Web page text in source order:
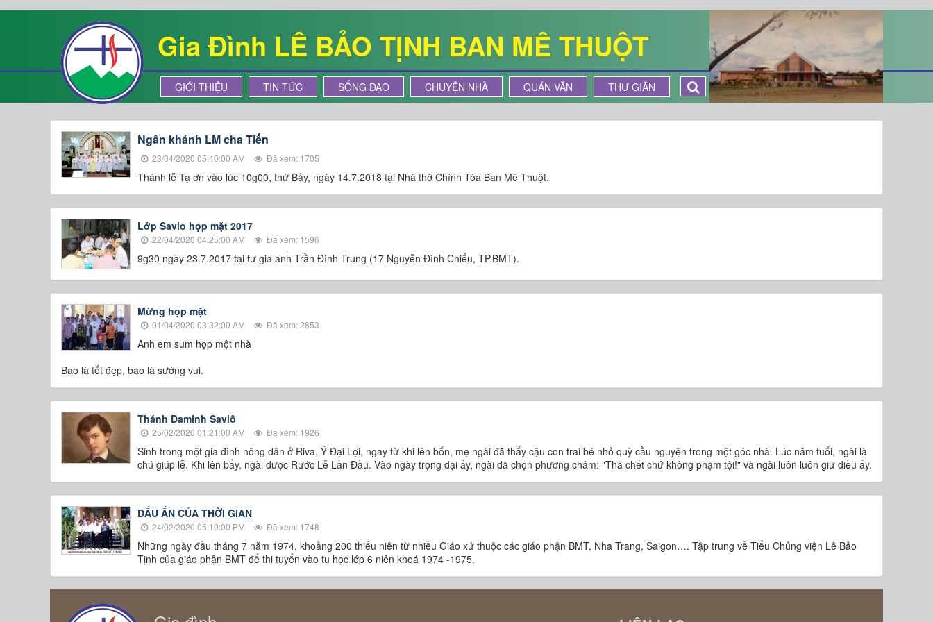
Gia Đình LÊ BẢO TỊNH BAN MÊ THUỘT
GIỚI THIỆU TIN TỨC SỐNG ĐẠO CHUYỆN NHÀ QUÁN VĂN THƯ GIÃN
Ngân khánh LM cha Tiến
23/04/2020 05:40:00 AM Đã xem: 1705
Thánh lễ Tạ ơn vào lúc 10g00, thứ Bảy, ngày 14.7.2018 tại Nhà thờ Chính Tòa Ban Mê Thuột.
Lớp Savio họp mặt 2017
22/04/2020 04:25:00 AM Đã xem: 1596
9g30 ngày 23.7.2017 tại tư gia anh Trần Đình Trung (17 Nguyễn Đình Chiểu, TP.BMT).
Mừng họp mặt
01/04/2020 03:32:00 AM Đã xem: 2853
Anh em sum họp một nhà
Bao là tốt đẹp, bao là sướng vui.
Thánh Ðaminh Saviô
25/02/2020 01:21:00 AM Đã xem: 1926
Sinh trong một gia đình nông dân ở Riva, Ý Ðại Lợi, ngay từ khi lên bốn, mẹ ngài đã thấy cậu con trai bé nhỏ quỳ cầu nguyện trong một góc nhà. Lúc năm tuổi, ngài là
chú giúp lễ. Khi lên bẩy, ngài được Rước Lễ Lần Ðầu. Vào ngày trọng đại ấy, ngài đã chọn phương châm: "Thà chết chứ không phạm tội!" và ngài luôn luôn giữ điều ấy.
DẤU ẤN CỦA THỜI GIAN
24/02/2020 05:19:00 PM Đã xem: 1748
Những ngày đầu tháng 7 năm 1974, khoảng 200 thiếu niên từ nhiều Giáo xứ thuộc các giáo phận BMT, Nha Trang, Saigon…. Tập trung về Tiểu Chủng viện Lê Bảo
Tịnh của giáo phận BMT để thi tuyển vào tu học lớp 6 niên khoá 1974 -1975.